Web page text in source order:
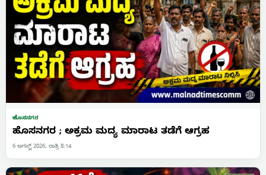
ಹೊಸನಗರ
ಹೊಸನಗರ ; ಅಕ್ರಮ ಮದ್ಯ ಮಾರಾಟ ತಡೆಗೆ ಆಗ್ರಹ
6 ಆಗಸ್ಟ್ 2026, ರಾತ್ರಿ 8:14